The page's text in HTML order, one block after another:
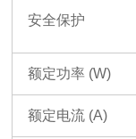
安全保护
额定功率 (W)
额定电流 (A)